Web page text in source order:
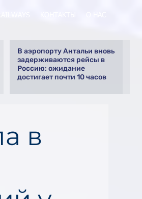
В аэропорту Антальи вновь
задерживаются рейсы в
Россию: ожидание
достигает почти 10 часов
в